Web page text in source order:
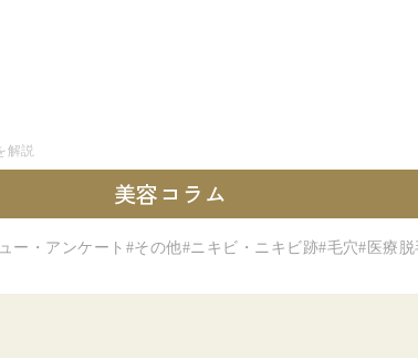
解説
美容コラム
ー・アンケート #その他#ニキビ・ニキビ跡#毛穴#医療脱